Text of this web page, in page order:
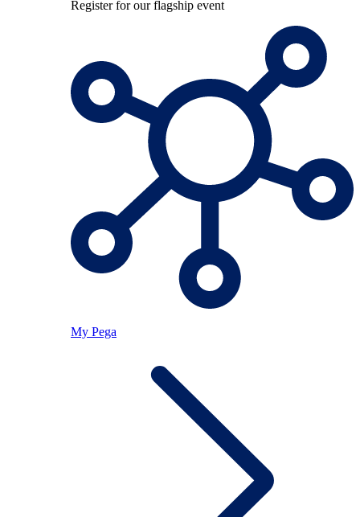
Register for our flagship event
My Pega